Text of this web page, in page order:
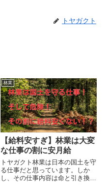
トヤガクト
林業
【給料安すぎ】林業は大変
な仕事の割に安月給
トヤガクト林業は日本の国土を守
る仕事だと思っています。しか
し、その仕事内容は命と引き換え